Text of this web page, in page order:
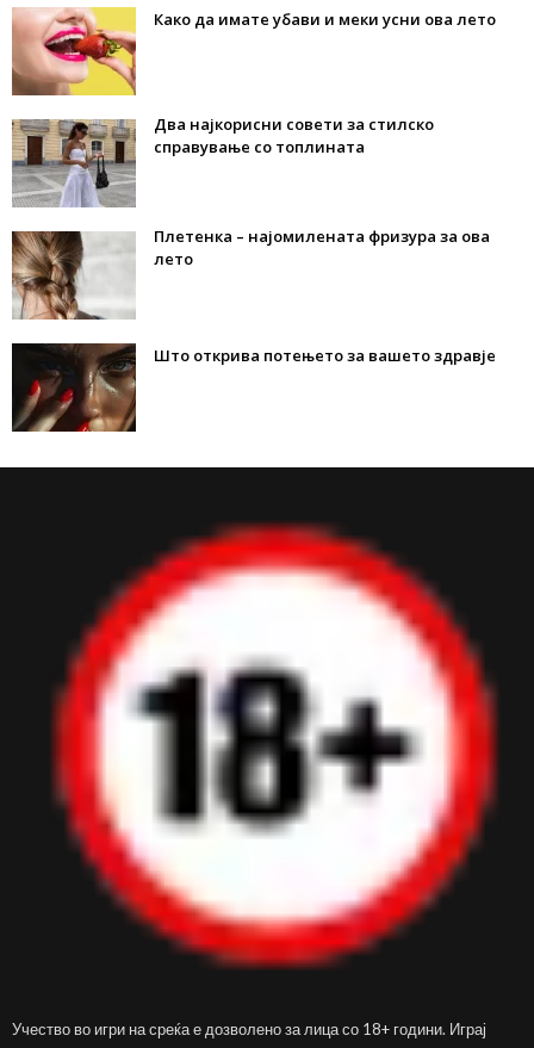
Како да имате убави и меки усни ова лето
Два најкорисни совети за стилско
справување со топлината
Плетенка – најомилената фризура за ова
лето
Што открива потењето за вашето здравје
Учество во игри на среќа е дозволено за лица со 18+ години. Играј